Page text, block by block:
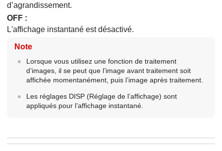
d’agrandissement.
OFF :
L'affichage instantané est désactivé.
Note
Lorsque vous utilisez une fonction de traitement
d’images, il se peut que l’image avant traitement soit
affichée momentanément, puis l’image après traitement.
Les réglages DISP (Réglage de l’affichage) sont
appliqués pour l’affichage instantané.